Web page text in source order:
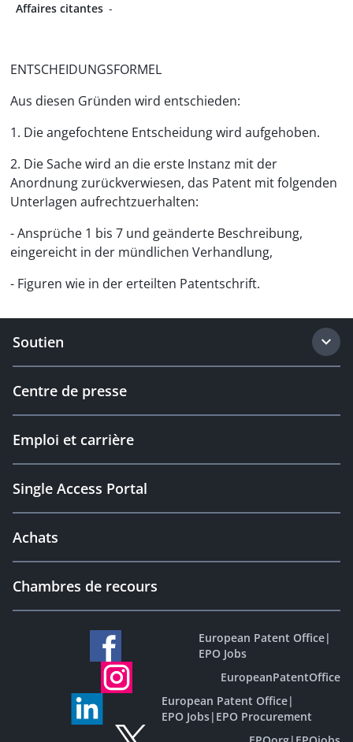
Affaires citantes -
ENTSCHEIDUNGSFORMEL
Aus diesen Gründen wird entschieden:
1. Die angefochtene Entscheidung wird aufgehoben.
2. Die Sache wird an die erste Instanz mit der
Anordnung zurückverwiesen, das Patent mit folgenden
Unterlagen aufrechtzuerhalten:
- Ansprüche 1 bis 7 und geänderte Beschreibung,
eingereicht in der mündlichen Verhandlung,
- Figuren wie in der erteilten Patentschrift.
Soutien
Centre de presse
Emploi et carrière
Single Access Portal
Achats
Chambres de recours
European Patent Office|
EPO Jobs
EuropeanPatentOffice
European Patent Office|
EPO Jobs| EPO Procurement